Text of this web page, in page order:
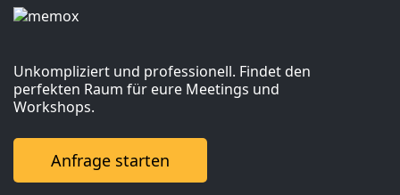
Unkompliziert und professionell. Findet den
perfekten Raum für eure Meetings und
Workshops.
Anfrage starten